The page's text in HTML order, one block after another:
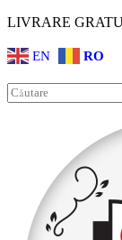
LIVRARE
EN RO